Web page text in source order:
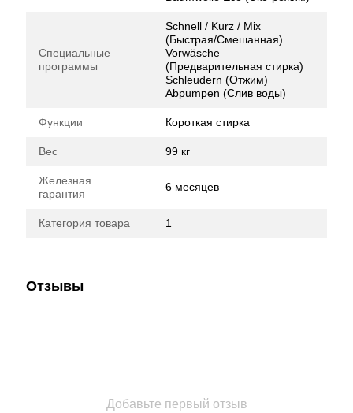
Специальные
программы
Schnell / Kurz / Mix
(Быстрая/Смешанная)
Vorwäsche
(Предварительная стирка)
Schleudern (Отжим)
Abpumpen (Слив воды)
Функции Короткая стирка
Вес 99 кг
Железная
гарантия
6 месяцев
Категория товара 1
Отзывы
Добавьте первый отзыв